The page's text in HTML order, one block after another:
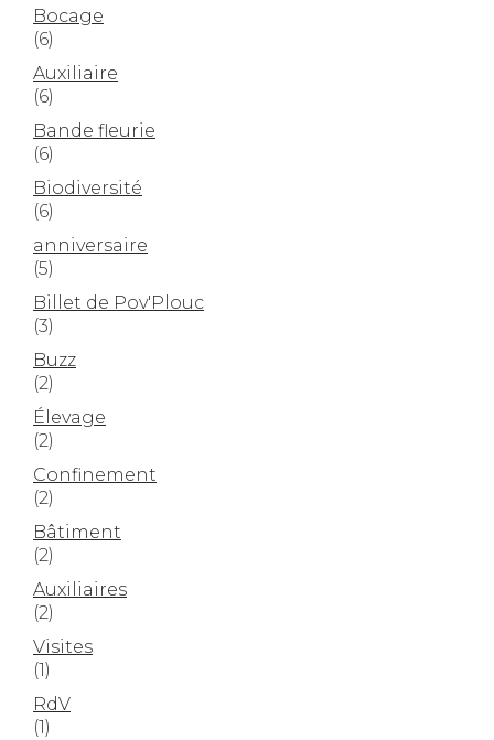
Bocage
(6)
Auxiliaire
(6)
Bande fleurie
(6)
Biodiversité
(6)
anniversaire
(5)
Billet de Pov'Plouc
(3)
Buzz
(2)
Élevage
(2)
Confinement
(2)
Bâtiment
(2)
Auxiliaires
(2)
Visites
(1)
RdV
(1)